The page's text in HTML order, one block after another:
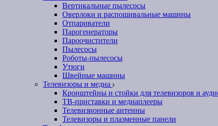
Вертикальные пылесосы
Оверлоки и распошивальные машины
Отпариватели
Парогенераторы
Пароочистители
Пылесосы
Роботы-пылесосы
Утюги
Швейные машины
Телевизоры и медиа
Кронштейны и стойки для телевизоров и
ТВ-приставки и медиаплееры
Телевизионные антенны
Телевизоры и плазменные панели